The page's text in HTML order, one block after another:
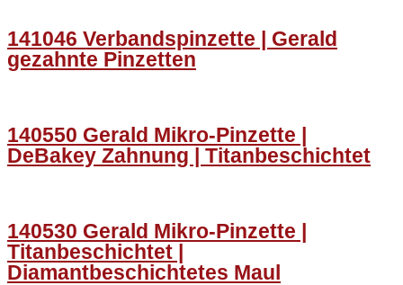
141046 Verbandspinzette | Gerald
gezahnte Pinzetten
140550 Gerald Mikro-Pinzette |
DeBakey Zahnung | Titanbeschichtet
140530 Gerald Mikro-Pinzette |
Titanbeschichtet |
Diamantbeschichtetes Maul